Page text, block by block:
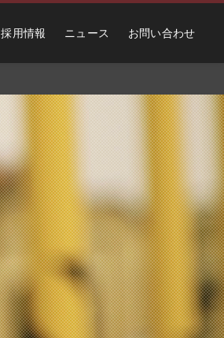
採用情報 ニュース お問い合わせ